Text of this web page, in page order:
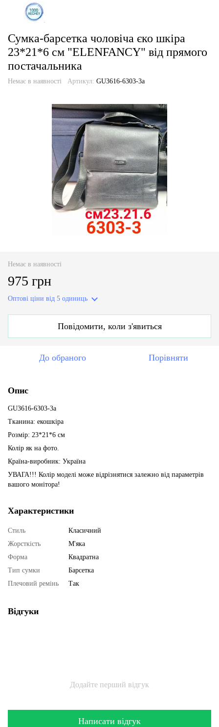
Сумка-барсетка чоловіча єко шкіра
23*21*6 см "ELENFANCY" від прямого
постачальника
Немає в наявності Артикул: GU3616-6303-3a
Немає в наявності
975 грн
Оптові ціни від 5 одиниць
Повідомити, коли з'явиться
До обраного Порівняти
Опис
GU3616-6303-3a
Тканина: екошкіра
Розмір: 23*21*6 см
Колір як на фото.
Країна-виробник: Україна
УВАГА!!! Колір моделі може відрізнятися залежно від параметрів
вашого монітора!
Характеристики
Стиль
Класичний
Жорсткість
М'яка
Форма
Квадратна
Тип сумки
Барсетка
Плечовий ремінь
Так
Відгуки
Додайте перший відгук
Написати відгук